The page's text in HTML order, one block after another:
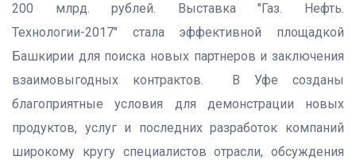
200 млрд. рублей. Выставка "Газ. Нефть.
Технологии-2017" стала эффективной площадкой
Башкирии для поиска новых партнеров и заключения
взаимовыгодных контрактов. В Уфе созданы
благоприятные условия для демонстрации новых
продуктов, услуг и последних разработок компаний
широкому кругу специалистов отрасли, обсуждения